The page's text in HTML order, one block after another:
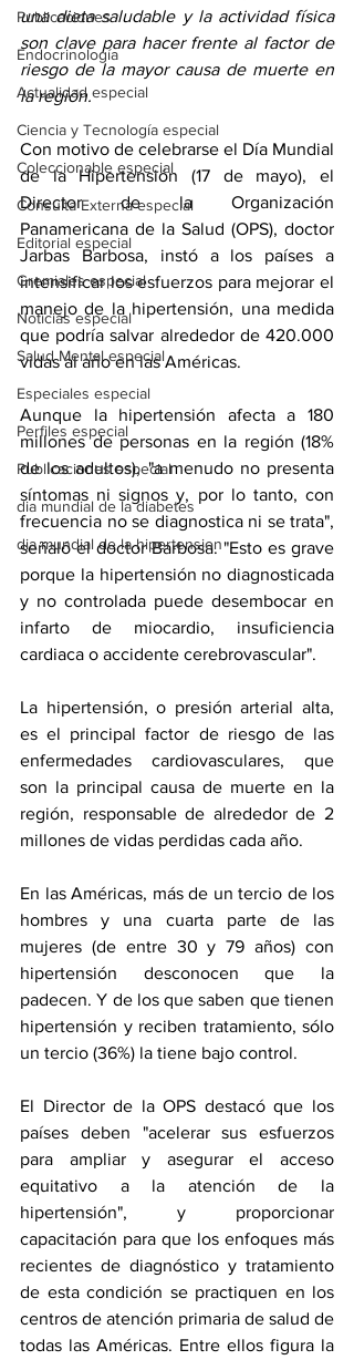
Publicaciones
Endocrinología
Actualidad especial
Ciencia y Tecnología especial
Coleccionable especial
Consulta Externa especial
Editorial especial
Gremiales especial
Noticias especial
Salud Mental especial
Especiales especial
Perfiles especial
Publicaciones especial
dia mundial de la diabetes
dia mundial de la hipertension
una dieta saludable y la actividad física
son clave para hacer frente al factor de
riesgo de la mayor causa de muerte en
la región.
Con motivo de celebrarse el Día Mundial
de la Hipertensión (17 de mayo), el
Director de la Organización
Panamericana de la Salud (OPS), doctor
Jarbas Barbosa, instó a los países a
intensificar los esfuerzos para mejorar el
manejo de la hipertensión, una medida
que podría salvar alrededor de 420.000
vidas al año en las Américas.
Aunque la hipertensión afecta a 180
millones de personas en la región (18%
de los adultos), "a menudo no presenta
síntomas ni signos y, por lo tanto, con
frecuencia no se diagnostica ni se trata",
señaló el doctor Barbosa. "Esto es grave
porque la hipertensión no diagnosticada
y no controlada puede desembocar en
infarto de miocardio, insuficiencia
cardiaca o accidente cerebrovascular".
La hipertensión, o presión arterial alta,
es el principal factor de riesgo de las
enfermedades cardiovasculares, que
son la principal causa de muerte en la
región, responsable de alrededor de 2
millones de vidas perdidas cada año.
En las Américas, más de un tercio de los
hombres y una cuarta parte de las
mujeres (de entre 30 y 79 años) con
hipertensión desconocen que la
padecen. Y de los que saben que tienen
hipertensión y reciben tratamiento, sólo
un tercio (36%) la tiene bajo control.
El Director de la OPS destacó que los
países deben "acelerar sus esfuerzos
para ampliar y asegurar el acceso
equitativo a la atención de la
hipertensión", y proporcionar
capacitación para que los enfoques más
recientes de diagnóstico y tratamiento
de esta condición se practiquen en los
centros de atención primaria de salud de
todas las Américas. Entre ellos figura la